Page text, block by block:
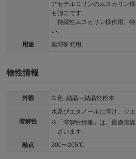
アセチルコリンのムスカリン
も強力です。
持続性ムスカリン様作用。
い。
用途
薬理研究用。
物性情報
外観 白色, 結晶～結晶性粉末
溶解性
水及びエタノールに溶け、ジ
「溶解性情報」は、最適溶
ざいます。
融点
200〜205℃